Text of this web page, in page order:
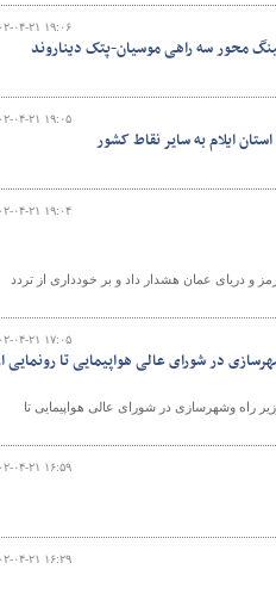
۱۴۰۲-۰۴-۲۱
محور سه راهی موسیان-پتک دیناروند
۱۴۰۲-۰۴-۲۱
ایلام به سایر نقاط کشور
۱۴۰۲-۰۴-۲۱
و دریای عمان هشدار داد و بر خودداری از تردد
۱۴۰۲-۰۴-۲۱
وشهرسازی در شورای عالی هواپیمایی تا رونمایی
وزیر راه وشهرسازی در شورای عالی هواپیمایی تا
۱۴۰۲-۰۴-۲۱
۱۴۰۲-۰۴-۲۱